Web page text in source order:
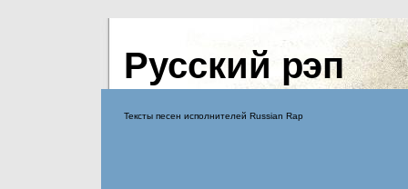
Русский рэп
Тексты песен исполнителей Russian Rap